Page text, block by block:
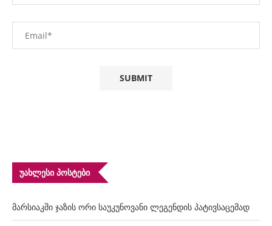
ᲣᲐᲮᲚᲔᲡᲘ ᲞᲝᲡᲢᲔᲑᲘ
მარსიაკში ჯაზის ორი საუკუნოვანი ლეგენდის პატივსაცემად